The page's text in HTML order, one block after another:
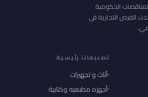
الحكومية
الفرص التجارية في
تصنيفات رئيسية
أثاث و تجهيزات
أجهزه مطبعيه وكتابية